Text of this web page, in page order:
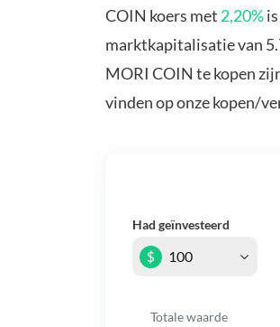
COIN koers met 2,20%
marktkapitalisatie van
MORI COIN te kopen
vinden op onze kopen/
Had geïnvesteerd
$
Totale waarde